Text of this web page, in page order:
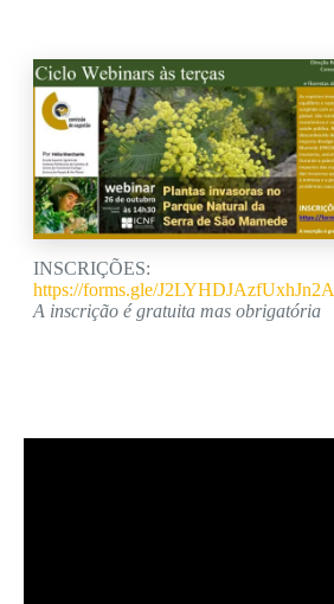
INSCRIÇÕES:
https://forms.gle/J2LYHDJAzfUxhJn2A
A inscrição é gratuita mas obrigatória